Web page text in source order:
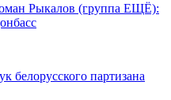
Рыкалов (группа ЕЩЁ):
партизана